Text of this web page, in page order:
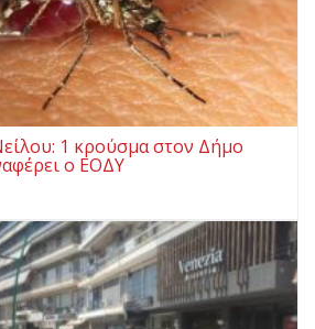
1 κρούσμα στον Δήμο
ο ΕΟΔΥ